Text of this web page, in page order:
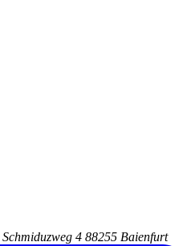
Schmiduzweg 4 88255 Baienfurt